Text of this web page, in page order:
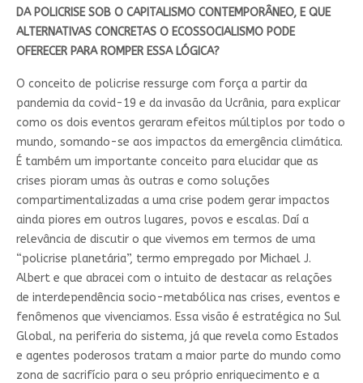
DA POLICRISE SOB O CAPITALISMO CONTEMPORÂNEO, E QUE
ALTERNATIVAS CONCRETAS O ECOSSOCIALISMO PODE
OFERECER PARA ROMPER ESSA LÓGICA?
O conceito de policrise ressurge com força a partir da
pandemia da covid-19 e da invasão da Ucrânia, para explicar
como os dois eventos geraram efeitos múltiplos por todo o
mundo, somando-se aos impactos da emergência climática.
É também um importante conceito para elucidar que as
crises pioram umas às outras e como soluções
compartimentalizadas a uma crise podem gerar impactos
ainda piores em outros lugares, povos e escalas. Daí a
relevância de discutir o que vivemos em termos de uma
“policrise planetária”, termo empregado por Michael J.
Albert e que abracei com o intuito de destacar as relações
de interdependência socio-metabólica nas crises, eventos e
fenômenos que vivenciamos. Essa visão é estratégica no Sul
Global, na periferia do sistema, já que revela como Estados
e agentes poderosos tratam a maior parte do mundo como
zona de sacrifício para o seu próprio enriquecimento e a